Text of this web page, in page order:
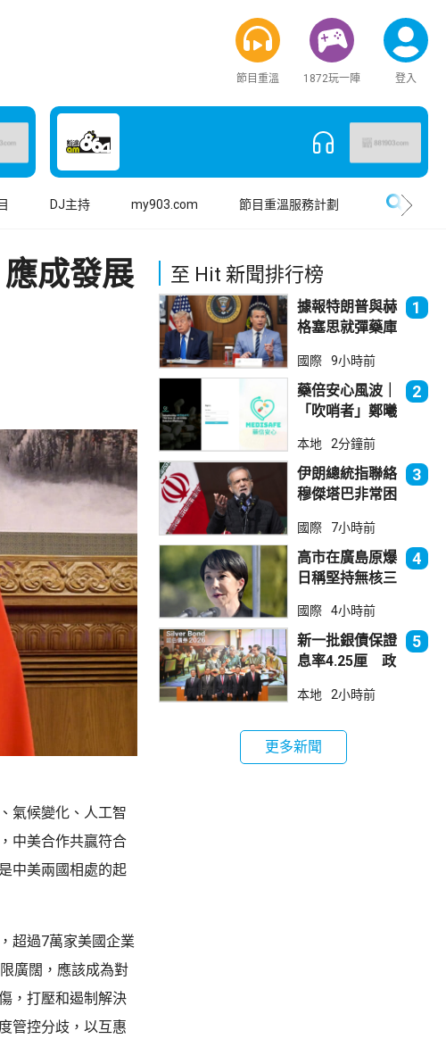
節目重溫 1872玩一陣 登入
DJ主持 my903.com 節目重溫服務計劃
成發展
氣候變化、人工智
中美合作共贏符合
中美兩國相處的起
超過7萬家美國企業
廣闊，應該成為對
，打壓和遏制解決
管控分歧，以互惠
至 Hit 新聞排行榜
據報特朗普與赫
格塞思就彈藥庫
1
國際 9小時前
藥倍安心風波｜
「吹哨者」鄭曦
進行刑事調查
2
本地 2分鐘前
伊朗總統指聯絡
穆傑塔巴非常困
製造分裂
3
國際 7小時前
高市在廣島原爆
日稱堅持無核三
止步說明現狀
4
國際 4小時前
新一批銀債保證
息率4.25厘 政
吸引力
5
本地 2小時前
更多新聞